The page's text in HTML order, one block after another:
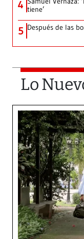
4 tiene’
5 Después de las
Lo